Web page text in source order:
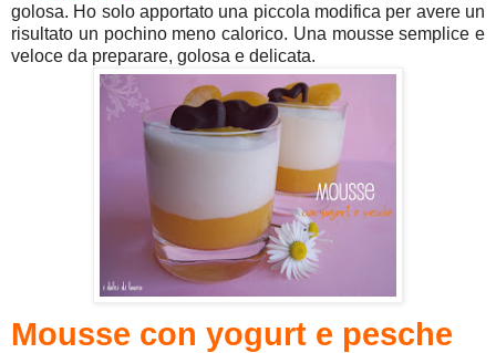
golosa. Ho solo apportato una piccola modifica per avere un
risultato un pochino meno calorico. Una mousse semplice e
veloce da preparare, golosa e delicata.
Mousse con yogurt e pesche